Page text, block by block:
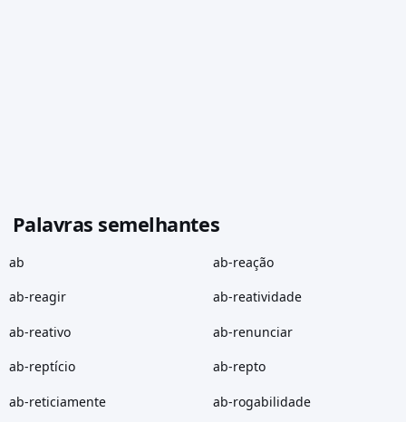
Palavras semelhantes
ab ab-reação
ab-reagir ab-reatividade
ab-reativo ab-renunciar
ab-reptício ab-repto
ab-reticiamente ab-rogabilidade